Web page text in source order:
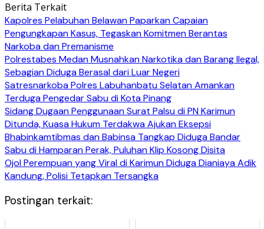
Berita Terkait
Kapolres Pelabuhan Belawan Paparkan Capaian
Pengungkapan Kasus, Tegaskan Komitmen Berantas
Narkoba dan Premanisme
Polrestabes Medan Musnahkan Narkotika dan Barang Ilegal,
Sebagian Diduga Berasal dari Luar Negeri
Satresnarkoba Polres Labuhanbatu Selatan Amankan
Terduga Pengedar Sabu di Kota Pinang
Sidang Dugaan Penggunaan Surat Palsu di PN Karimun
Ditunda, Kuasa Hukum Terdakwa Ajukan Eksepsi
Bhabinkamtibmas dan Babinsa Tangkap Diduga Bandar
Sabu di Hamparan Perak, Puluhan Klip Kosong Disita
Ojol Perempuan yang Viral di Karimun Diduga Dianiaya Adik
Kandung, Polisi Tetapkan Tersangka
Postingan terkait: